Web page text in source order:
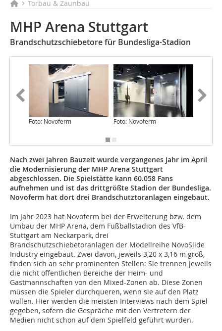
Torbau & Zaunbau
MHP Arena Stuttgart
Brandschutzschiebetore für Bundesliga-Stadion
Foto: Novoferm Foto: Novoferm
Nach zwei Jahren Bauzeit wurde vergangenes Jahr im April
die Modernisierung der MHP Arena Stuttgart
abgeschlossen. Die Spielstätte kann 60.058 Fans
aufnehmen und ist das drittgrößte Stadion der Bundesliga.
Novoferm hat dort drei Brandschutztoranlagen eingebaut.
Im Jahr 2023 hat Novoferm bei der Erweiterung bzw. dem
Umbau der MHP Arena, dem Fußballstadion des VfB-
Stuttgart am Neckarpark, drei
Brandschutzschiebetoranlagen der Modellreihe NovoSlide
Industry eingebaut. Zwei davon, jeweils 3,20 x 3,16 m groß,
finden sich an sehr prominenten Stellen: Sie trennen jeweils
die nicht öffentlichen Bereiche der Heim- und
Gastmannschaften von den Mixed-Zonen ab. Diese Zonen
müssen die Spieler durchqueren, wenn sie auf den Platz
wollen. Hier werden die meisten Interviews nach dem Spiel
gegeben, sofern die Gespräche mit den Vertretern der
Medien nicht schon auf dem Spielfeld geführt wurden.